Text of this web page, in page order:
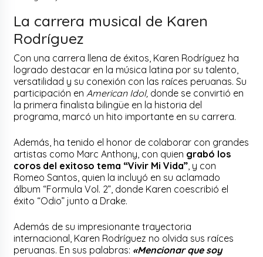
La carrera musical de Karen
Rodríguez
Con una carrera llena de éxitos, Karen Rodríguez ha
logrado destacar en la música latina por su talento,
versatilidad y su conexión con las raíces peruanas. Su
participación en American Idol, donde se convirtió en
la primera finalista bilingüe en la historia del
programa, marcó un hito importante en su carrera.
Además, ha tenido el honor de colaborar con grandes
artistas como Marc Anthony, con quien grabó los
coros del exitoso tema “Vivir Mi Vida” , y con
Romeo Santos, quien la incluyó en su aclamado
álbum “Formula Vol. 2”, donde Karen coescribió el
éxito “Odio” junto a Drake.
Además de su impresionante trayectoria
internacional, Karen Rodríguez no olvida sus raíces
peruanas. En sus palabras: «Mencionar que soy